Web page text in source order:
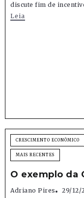
discute fim de
Leia
CRESCIMENTO ECONÔMICO
MAIS RECENTES
O exemplo da
Adriano Pires
29/12/